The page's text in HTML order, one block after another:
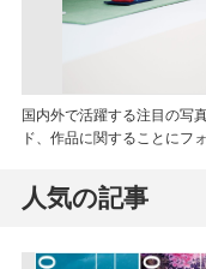
国内外で活躍する注目の写
ド、作品に関することにフ
人気の記事